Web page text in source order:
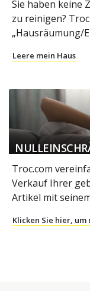
Sie haben keine
zu reinigen?
„Hausräumung/
Leere mein Haus
Troc.com
Verkauf Ihrer
Artikel mit
Klicken Sie hier,